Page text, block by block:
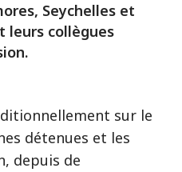
Seychelles et
leurs collègues
sur le
détenues et les
depuis de